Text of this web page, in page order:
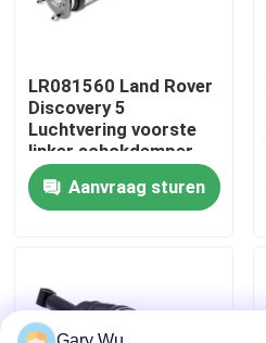
Neem contact met ons op
Nieuws
Autoverhangingssysteem
LR081560 Land Rover
Discovery 5
Luchtvering voorste
linker schokdemper
met ADS
Aanvraag sturen